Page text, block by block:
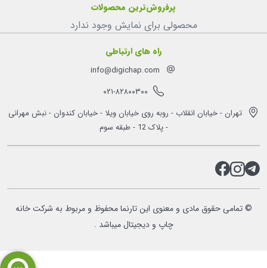
پرفروش‌ترین محصولات
محصولی برای نمایش وجود ندارد
راه های ارتباطی
info@digichap.com
۰۲۱-۸۲۸۰۰۳۰۰
تهران - خیابان انقلاب - روبه روی خیابان ویلا - خیابان کندوان - نبش مهرانی
- پلاک 12 - طبقه سوم
© تمامی حقوق مادی و معنوی این تارنما محفوظ و مربوط به شرکت خانه
چاپ و دیجیتال میباشد .